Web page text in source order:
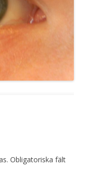
Obligatoriska fält